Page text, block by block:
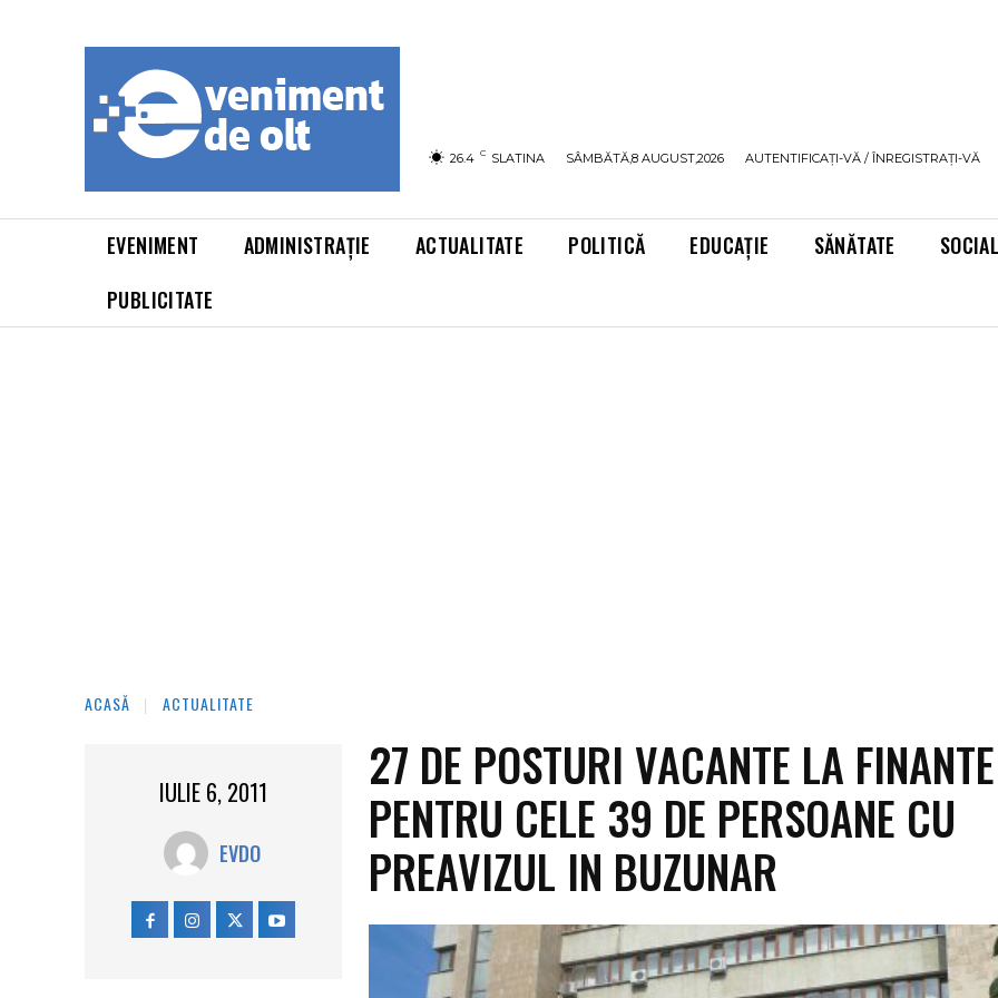
26.4 C SLATINA SÂMBĂTĂ,8 AUGUST,2026 AUTENTIFICAȚI-VĂ / ÎNREGISTRAȚI-VĂ
EVENIMENT ADMINISTRAȚIE ACTUALITATE POLITICĂ EDUCAȚIE SĂNĂTATE
PUBLICITATE
ACASĂ ACTUALITATE
IULIE 6, 2011
EVDO
27 DE POSTURI VACANTE LA
PENTRU CELE 39 DE PERSOANE CU
PREAVIZUL IN BUZUNAR